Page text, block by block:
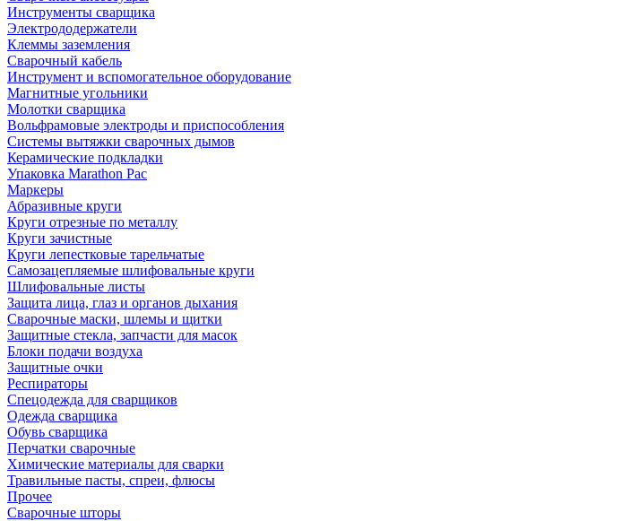
Инструменты сварщика
Электрододержатели
Клеммы заземления
Сварочный кабель
Инструмент и вспомогательное оборудование
Магнитные угольники
Молотки сварщика
Вольфрамовые электроды и приспособления
Системы вытяжки сварочных дымов
Керамические подкладки
Упаковка Marathon Pac
Маркеры
Абразивные круги
Круги отрезные по металлу
Круги зачистные
Круги лепестковые тарельчатые
Самозацепляемые шлифовальные круги
Шлифовальные листы
Защита лица, глаз и органов дыхания
Сварочные маски, шлемы и щитки
Защитные стекла, запчасти для масок
Блоки подачи воздуха
Защитные очки
Респираторы
Спецодежда для сварщиков
Одежда сварщика
Обувь сварщика
Перчатки сварочные
Химические материалы для сварки
Травильные пасты, спреи, флюсы
Прочее
Сварочные шторы